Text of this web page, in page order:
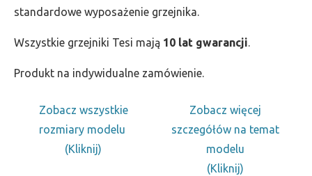
standardowe wyposażenie grzejnika.
Wszystkie grzejniki Tesi mają 10 lat gwarancji.
Produkt na indywidualne zamówienie.
Zobacz wszystkie
rozmiary modelu
(Kliknij)
Zobacz więcej
szczegółów na temat
modelu
(Kliknij)